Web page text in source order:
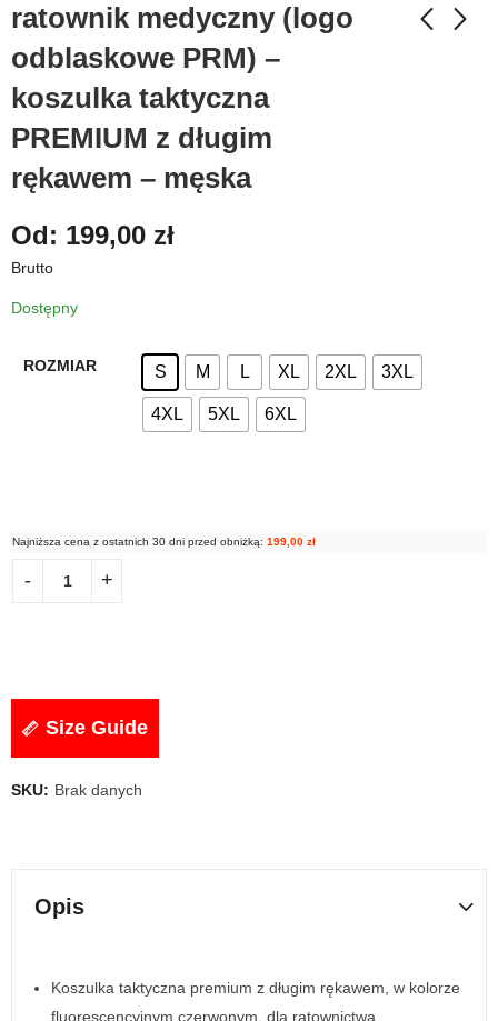
ratownik medyczny (logo
odblaskowe PRM) –
koszulka taktyczna
PREMIUM z długim
rękawem – męska
Od: 199,00 zł
Brutto
Dostępny
ROZMIAR S M L XL 2XL 3XL
4XL 5XL 6XL
Najniższa cena z ostatnich 30 dni przed obniżką: 199,00 zł
Size Guide
SKU: Brak danych
Opis
Koszulka taktyczna premium z długim rękawem, w kolorze
fluorescencyjnym czerwonym, dla ratownictwa.